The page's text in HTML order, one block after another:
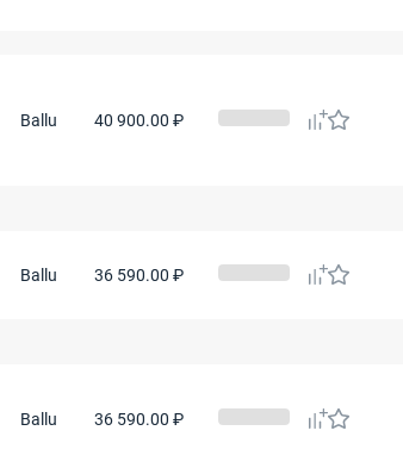
Ballu 40 900.00 ₽
Ballu 36 590.00 ₽
Ballu 36 590.00 ₽